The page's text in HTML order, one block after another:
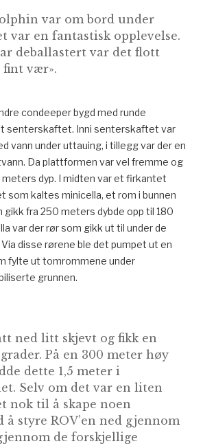
var om bord under
var en fantastisk opplevelse.
deballastert var det flott
vær».
condeeper bygd med runde
senterskaftet. Inni senterskaftet var
vann under uttauing, i tillegg var der en
Da plattformen var vel fremme og
dyp. I midten var et firkantet
som kaltes minicella, et rom i bunnen
fra 250 meters dybde opp til 180
var der rør som gikk ut til under de
disse rørene ble det pumpet ut en
fylte ut tomrommene under
grunnen.
ned litt skjevt og fikk en
På en 300 meter høy
dette 1,5 meter i
Selv om det var en liten
nok til å skape noen
å styre ROV’en ned gjennom
de forskjellige